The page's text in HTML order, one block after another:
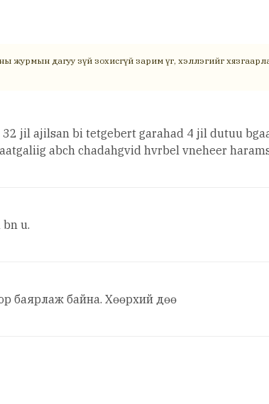
журмын дагуу зүй зохисгүй зарим үг, хэллэгийг
jil ajilsan bi tetgebert garahad 4 jil dutuu
abch chadahgvid hvrbel vneheer
u.
баярлаж байна. Хөөрхий дөө